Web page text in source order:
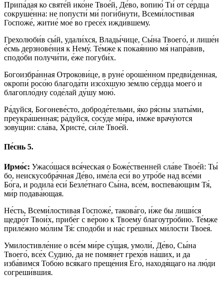
Припа́дая ко святе́й ико́не Твое́й, Де́во, вопию́ Ти́ от се́рдца
сокруше́нна: не попусти́ ми́ поги́бнути, Всеми́лостивая
Госпоже́, житие́ мое́ во гресе́х ижди́вшему.
Грехолюби́в сы́й, удали́хся, Влады́чице, Сы́на Твоего́, и лише́н
е́смь дерзнове́ния к Нему́. Те́мже к покая́нию мя́ напра́вив,
сподо́би получи́ти, е́же погуби́х.
Богоизбра́нная Отрокови́це, в руне́ ороше́нном предви́денная,
окропи́ росо́ю благода́ти изсо́хшую зе́млю се́рдца моего́ и
благопло́дну соде́лай ду́шу мою́.
Ра́дуйся, Богоневе́сто, доброде́тельми, я́ко ря́сны златы́ми,
преукра́шенная; ра́дуйся, сосу́де ми́ра, и́мже врачу́ются
зову́щии: сла́ва, Христе́, си́ле Твое́й.
Пе́снь 5.
Ирмо́с: Ужасо́шася вся́ческая о Боже́ственней сла́ве Твое́й: Ты́
бо, неискусобра́чная Де́во, име́ла еси́ во утро́бе над все́ми
Бо́га, и родила́ еси́ Безле́тнаго Сы́на, все́м, воспева́ющим Тя́,
ми́р подава́ющая.
Не́сть, Всеми́лостивая Госпоже́, такова́го, и́же бы лиши́ся
щедро́т Твои́х, прибе́г с ве́рою к Твоему́ благоутро́бию. Те́мже
приле́жно мо́лим Тя́: сподо́би и на́с гре́шных ми́лости Твоея́.
Умилостивле́ние о все́м ми́ре су́щая, умоли́, Де́во, Сы́на
Твоего́, все́х Судию́, да не помяне́т грехо́в на́ших, и да
изба́вимся Тобо́ю вся́каго преще́ния Его́, находя́щаго на лю́ди
согреши́вшия.